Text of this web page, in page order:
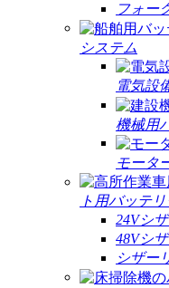
フォー
システム
電気設
機械用
モータ
ト用バッテ
24Vシ
48Vシ
シザー